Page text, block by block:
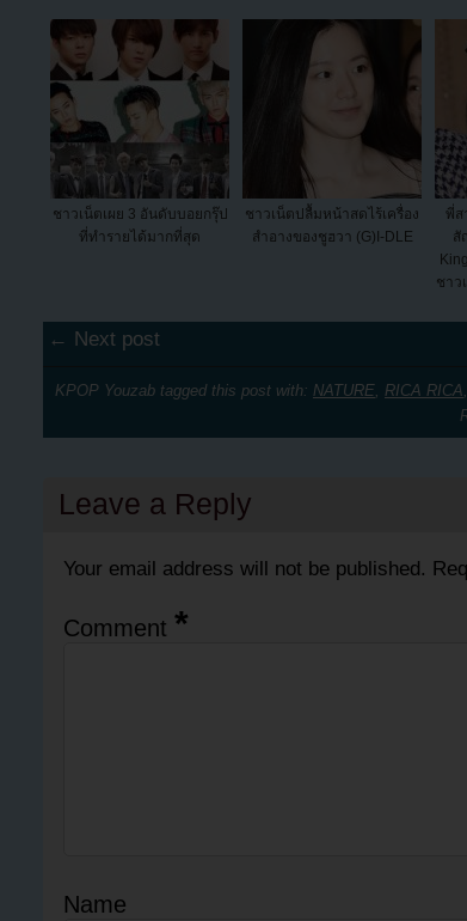
ชาวเน็ตเผย 3 อันดับบอยกรุ๊ป
ที่ทำรายได้มากที่สุด
ชาวเน็ตปลื้มหน้าสดไร้เครื่อง
สำอางของชูฮวา (G)I-DLE
พี่ส
สั
ชาว
← Next post
KPOP Youzab tagged this post with: NATURE RICA RICA
Leave a Reply
Your email address will not be published.
Comment *
Name